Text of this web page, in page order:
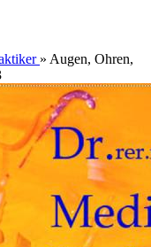
» Augen, Ohren,